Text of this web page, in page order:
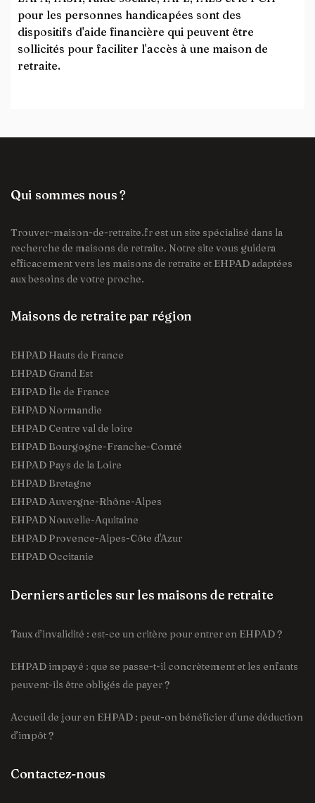
pour les personnes handicapées sont des
dispositifs d'aide financière qui peuvent être
sollicités pour faciliter l'accès à une maison de
retraite.
Qui sommes nous ?
Trouver-maison-de-retraite.fr est un site spécialisé dans la
recherche de maisons de retraite. Notre site vous guidera
efficacement vers les maisons de retraite et EHPAD adaptées
aux besoins de votre proche.
Maisons de retraite par région
EHPAD Hauts de France
EHPAD Grand Est
EHPAD Île de France
EHPAD Normandie
EHPAD Centre val de loire
EHPAD Bourgogne-Franche-Comté
EHPAD Pays de la Loire
EHPAD Bretagne
EHPAD Auvergne-Rhône-Alpes
EHPAD Nouvelle-Aquitaine
EHPAD Provence-Alpes-Côte d'Azur
EHPAD Occitanie
Derniers articles sur les maisons de retraite
Taux d’invalidité : est-ce un critère pour entrer en EHPAD ?
EHPAD impayé : que se passe-t-il concrètement et les enfants
peuvent-ils être obligés de payer ?
Accueil de jour en EHPAD : peut-on bénéficier d’une déduction
d’impôt ?
Contactez-nous